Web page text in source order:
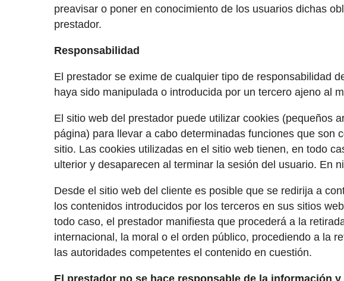
preavisar o poner en conocimiento de los usuarios dichas
prestador.
Responsabilidad
El prestador se exime de cualquier tipo de responsabilidad
haya sido manipulada o introducida por un tercero ajeno al
El sitio web del prestador puede utilizar cookies (pequeños
página) para llevar a cabo determinadas funciones que son
sitio. Las cookies utilizadas en el sitio web tienen, en todo
ulterior y desaparecen al terminar la sesión del usuario. En
Desde el sitio web del cliente es posible que se redirija a
los contenidos introducidos por los terceros en sus sitios
todo caso, el prestador manifiesta que procederá a la
internacional, la moral o el orden público, procediendo a la
las autoridades competentes el contenido en cuestión.
El prestador no se hace responsable de la información